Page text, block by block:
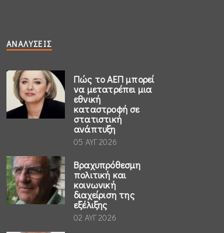
ΑΝΑΛΎΣΕΙΣ
Πώς το ΑΕΠ μπορεί
να μετατρέπει μια
εθνική
καταστροφή σε
στατιστική
ανάπτυξη
05 ΑΥΓ 2026
Βραχυπρόθεσμη
πολιτική και
κοινωνική
διαχείριση της
εξέλιξης
02 ΑΥΓ 2026